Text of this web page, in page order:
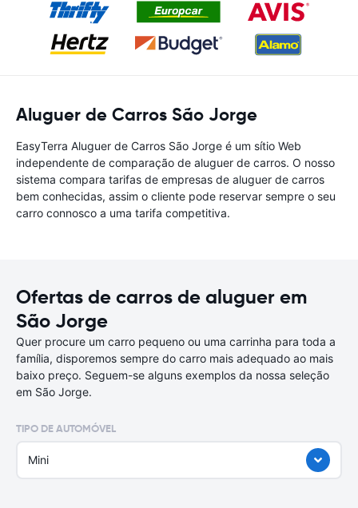
Aluguer de Carros São Jorge
EasyTerra Aluguer de Carros São Jorge é um sítio Web
independente de comparação de aluguer de carros. O nosso
sistema compara tarifas de empresas de aluguer de carros
bem conhecidas, assim o cliente pode reservar sempre o seu
carro connosco a uma tarifa competitiva.
Ofertas de carros de aluguer em
São Jorge
Quer procure um carro pequeno ou uma carrinha para toda a
família, disporemos sempre do carro mais adequado ao mais
baixo preço. Seguem-se alguns exemplos da nossa seleção
em São Jorge.
TIPO DE AUTOMÓVEL
Mini